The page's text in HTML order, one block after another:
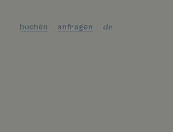
buchen anfragen
de